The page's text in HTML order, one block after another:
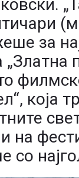
за
која
на
со